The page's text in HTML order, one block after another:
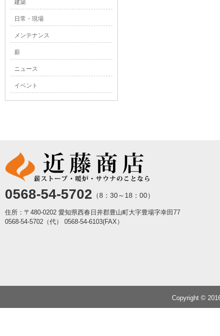
建築
日常・現場
メンテナンス
薪
ニュース
イベント
0568-54-5702 （8：30～18：00）
住所：〒480-0202 愛知県西春日井郡豊山町大字豊場字幸田77
0568-54-5702（代）
0568-54-6103(FAX）
Copyright ©